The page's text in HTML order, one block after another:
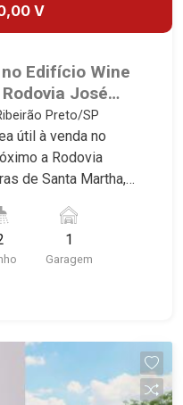
V
Edifício Wine
José
SP.
Preto/SP
útil à venda no
a Rodovia
de Santa Martha,
Imobiliária
| Ribeirão Preto.
1
Garagem